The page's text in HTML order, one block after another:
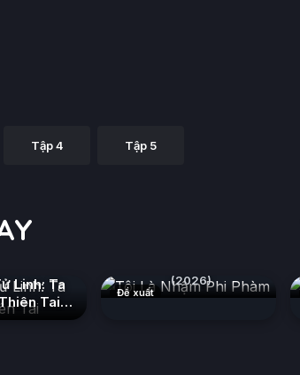
Tập 4 Tập 5
Linh: Ta
Tai
Đề xuất
(2026)